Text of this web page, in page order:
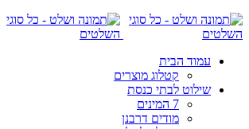
עמוד הבית
קטלוג מוצרים
שילוט לבתי כנסת
7 המינים
מודים דרבנן